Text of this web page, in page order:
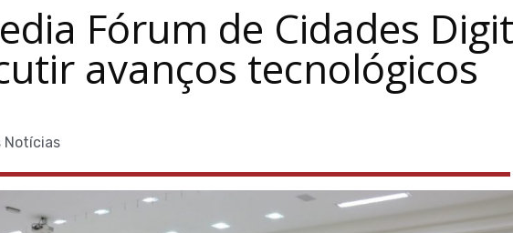
Fórum de Cidades
avanços tecnológicos
Notícias